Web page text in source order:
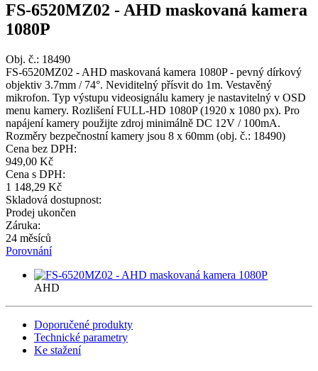
FS-6520MZ02 - AHD maskovaná kamera
1080P
Obj. č.: 18490
FS-6520MZ02 - AHD maskovaná kamera 1080P - pevný dírkový
objektiv 3.7mm / 74°. Neviditelný přísvit do 1m. Vestavěný
mikrofon. Typ výstupu videosignálu kamery je nastavitelný v OSD
menu kamery. Rozlišení FULL-HD 1080P (1920 x 1080 px). Pro
napájení kamery použijte zdroj minimálně DC 12V / 100mA.
Rozměry bezpečnostní kamery jsou 8 x 60mm (obj. č.: 18490)
Cena bez DPH:
949,00 Kč
Cena s DPH:
1 148,29 Kč
Skladová dostupnost:
Prodej ukončen
Záruka:
24 měsíců
Porovnání
AHD
Doporučené produkty
Technické parametry
Ke stažení